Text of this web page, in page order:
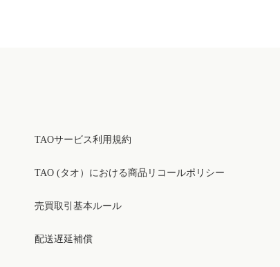
TAOサービス利用規約
TAO (タオ）における商品リコールポリシー
売買取引基本ルール
配送遅延補償